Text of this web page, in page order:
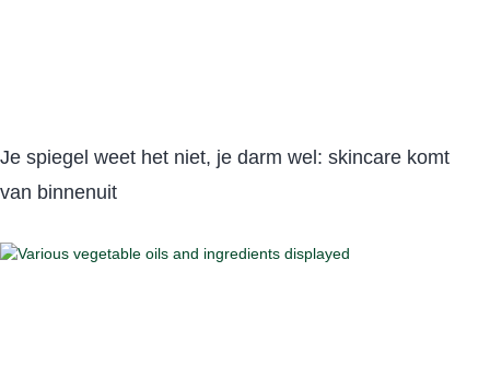
Je spiegel weet het niet, je darm wel: skincare komt
van binnenuit